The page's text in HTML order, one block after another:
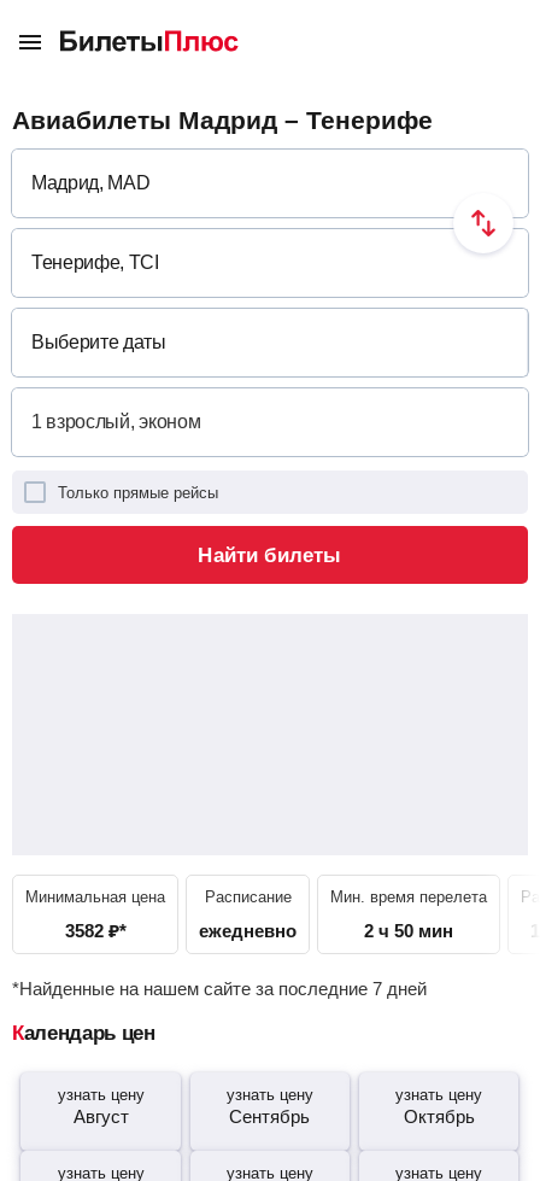
Авиабилеты Мадрид – Тенерифе
Выберите даты
Только прямые рейсы
Найти билеты
Минимальная цена
3582 ₽*
Расписание
ежедневно
Мин. время перелета
2 ч 50 мин
*Найденные на нашем сайте за последние 7 дней
Календарь цен
узнать цену
Август
узнать цену
Сентябрь
узнать цену
Октябрь
узнать цену узнать цену узнать цену